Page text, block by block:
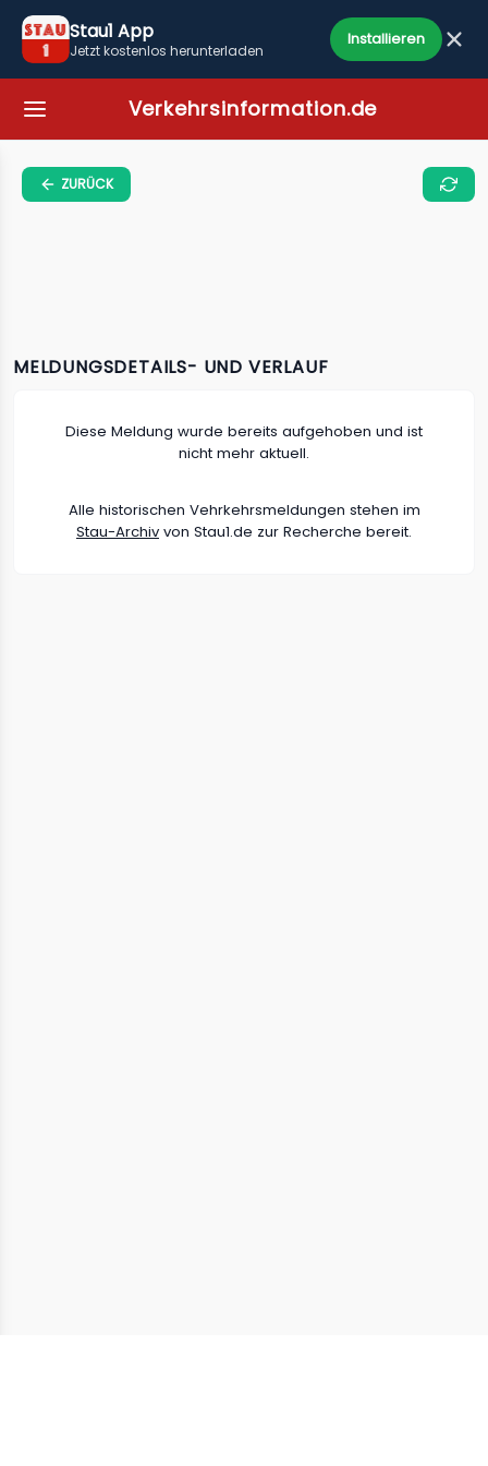
Stau1 App
Jetzt kostenlos herunterladen
Installieren
Verkehrsinformation.de
ZURÜCK
MELDUNGSDETAILS- UND VERLAUF
Diese Meldung wurde bereits aufgehoben und ist
nicht mehr aktuell.
Alle historischen Vehrkehrsmeldungen stehen im
Stau-Archiv von Stau1.de zur Recherche bereit.